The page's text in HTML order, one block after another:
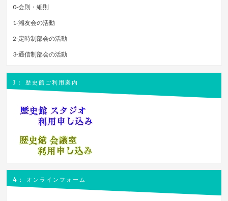
0-会則・細則
1-湘友会の活動
2-定時制部会の活動
3-通信制部会の活動
3： 歴史館ご利用案内
4： オンラインフォーム